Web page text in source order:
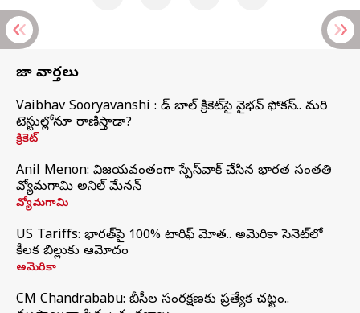
తాజా వార్తలు
Vaibhav Sooryavanshi : రెడ్ బాల్ క్రికెట్‌పై వైభవ్ ఫోకస్.. మరి
టెస్టుల్లోనూ రాణిస్తాడా?
క్రికెట్
Anil Menon: విజయవంతంగా స్పేస్‌వాక్‌ చేసిన భారత సంతతి
వ్యోమగామి అనిల్‌ మేనన్
వ్యోమగామి
US Tariffs: భారత్‌పై 100% టారిఫ్‌ మోత.. అమెరికా సెనెట్‌లో
కీలక బిల్లుకు ఆమోదం
అమెరికా
CM Chandrababu: బీసీల సంరక్షణకు ప్రత్యేక చట్టం..